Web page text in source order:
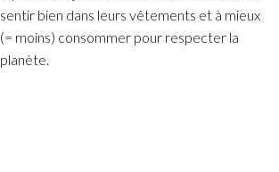
sentir bien dans leurs vêtements et à mieux
(= moins) consommer pour respecter la
planète.